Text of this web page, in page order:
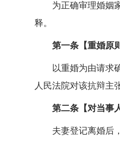
为正确审理婚姻家
释。
第一条【重婚原
以重婚为由请求确
人民法院对该抗辩主
第二条【对当事
夫妻登记离婚后，